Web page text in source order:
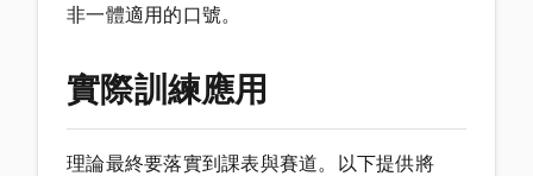
非一體適用的口號。
實際訓練應用
理論最終要落實到課表與賽道。以下提供將